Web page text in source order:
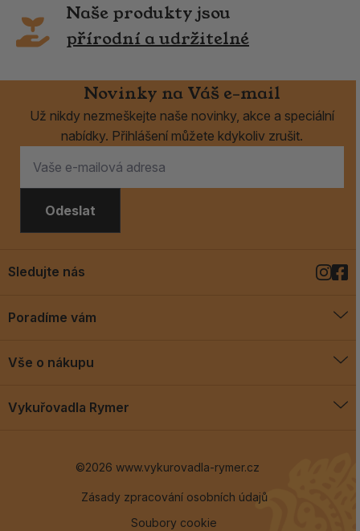
Naše produkty jsou
přírodní a udržitelné
Novinky na Váš e-mail
Už nikdy nezmeškejte naše novinky, akce a speciální
nabídky. Přihlášení můžete kdykoliv zrušit.
Odeslat
Poradíme vám
Blog
Vše o nákupu
Vykuřovadla Rymer
Sledujte nás
©2026 www.vykurovadla-rymer.cz
Zásady zpracování osobních údajů
Soubory cookie